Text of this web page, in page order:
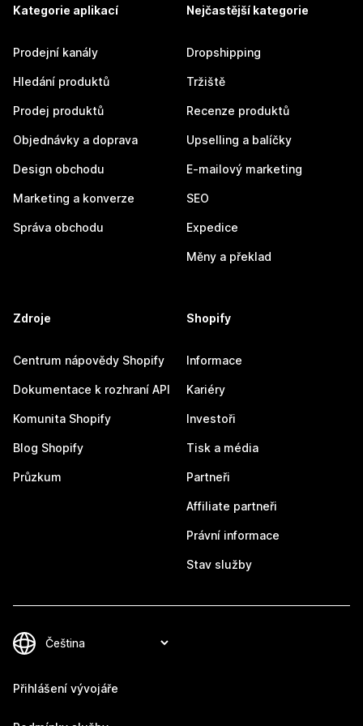
Kategorie aplikací
Prodejní kanály
Hledání produktů
Prodej produktů
Objednávky a doprava
Design obchodu
Marketing a konverze
Správa obchodu
Nejčastější kategorie
Dropshipping
Tržiště
Recenze produktů
Upselling a balíčky
E-mailový marketing
SEO
Expedice
Měny a překlad
Zdroje
Centrum nápovědy Shopify
Dokumentace k rozhraní API
Komunita Shopify
Blog Shopify
Průzkum
Shopify
Informace
Kariéry
Investoři
Tisk a média
Partneři
Affiliate partneři
Právní informace
Stav služby
Přihlášení vývojáře